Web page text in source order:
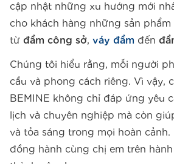
cập nhật những xu hướng mới
cho khách hàng những sản
từ đầm công sở, váy đầm đến
Chúng tôi hiểu rằng, mỗi người
cầu và phong cách riêng. Vì vậy,
BEMINE không chỉ đáp ứng yêu
lịch và chuyên nghiệp mà còn
và tỏa sáng trong mọi hoàn cảnh.
đồng hành cùng chị em trên